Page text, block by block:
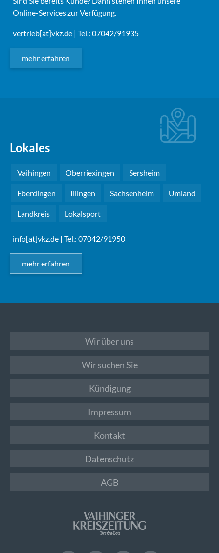
Online-Services zur Verfügung.
vertrieb[at]vkz.de | Tel.: 07042/91935
mehr erfahren
Lokales
Vaihingen Oberriexingen Sersheim
Eberdingen Illingen Sachsenheim Umland
Landkreis Lokalsport
info[at]vkz.de | Tel.: 07042/91950
mehr erfahren
Wir über uns
Wir suchen Sie
Kündigung
Impressum
Kontakt
Datenschutz
AGB